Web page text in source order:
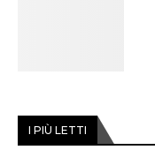
I PIÙ LETTI